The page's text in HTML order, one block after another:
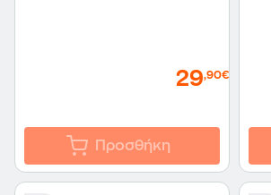
29,90€
Προσθήκη